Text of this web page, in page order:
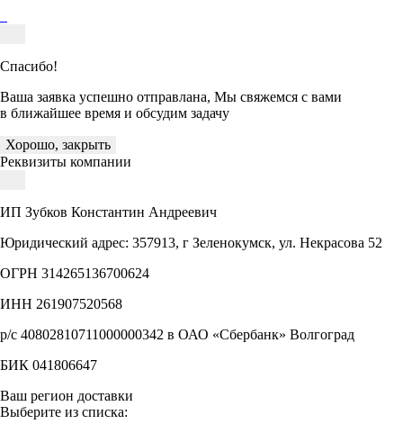
Спасибо!
Ваша заявка успешно отправлана, Мы свяжемся с вами
в ближайшее время и обсудим задачу
Хорошо, закрыть
Реквизиты компании
ИП Зубков Константин Андреевич
Юридический адрес: 357913, г Зеленокумск, ул. Некрасова 52
ОГРН 314265136700624
ИНН 261907520568
р/с 40802810711000000342 в ОАО «Сбербанк» Волгоград
БИК 041806647
Ваш регион доставки
Выберите из списка: